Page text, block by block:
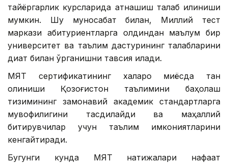
тайёргарлик курсларида қатнашиш талаб қилиниши
мумкин. Шу муносабат билан, Миллий тест
маркази абитуриентларга олдиндан маълум бир
университет ва таълим дастурининг талабларини
диққат билан ўрганишни тавсия қилади.
МЯТ сертификатининг халқаро миқёсда тан
олиниши Қозоғистон таълимини баҳолаш
тизимининг замонавий академик стандартларга
мувофиқлигини тасдиқлайди ва маҳаллий
битирувчилар учун таълим имкониятларини
кенгайтиради.
Бугунги кунда МЯТ натижалари нафақат